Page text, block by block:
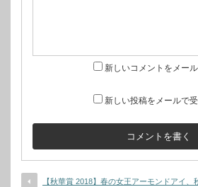
新しいコメントをメー
新しい投稿をメールで
【秋華賞 2018】春の女王アーモンドアイ